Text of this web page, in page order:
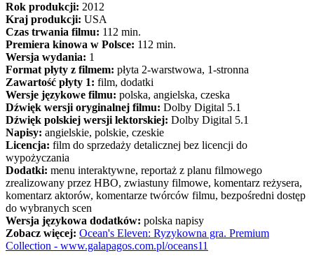
Rok produkcji: 2012
Kraj produkcji: USA
Czas trwania filmu: 112 min.
Premiera kinowa w Polsce: 112 min.
Wersja wydania: 1
Format płyty z filmem: płyta 2-warstwowa, 1-stronna
Zawartość płyty 1: film, dodatki
Wersje językowe filmu: polska, angielska, czeska
Dźwięk wersji oryginalnej filmu: Dolby Digital 5.1
Dźwięk polskiej wersji lektorskiej: Dolby Digital 5.1
Napisy: angielskie, polskie, czeskie
Licencja: film do sprzedaży detalicznej bez licencji do
wypożyczania
Dodatki: menu interaktywne, reportaż z planu filmowego
zrealizowany przez HBO, zwiastuny filmowe, komentarz reżysera,
komentarz aktorów, komentarze twórców filmu, bezpośredni dostęp
do wybranych scen
Wersja językowa dodatków: polska napisy
Zobacz więcej: Ocean's Eleven: Ryzykowna gra. Premium
Collection - www.galapagos.com.pl/oceans11